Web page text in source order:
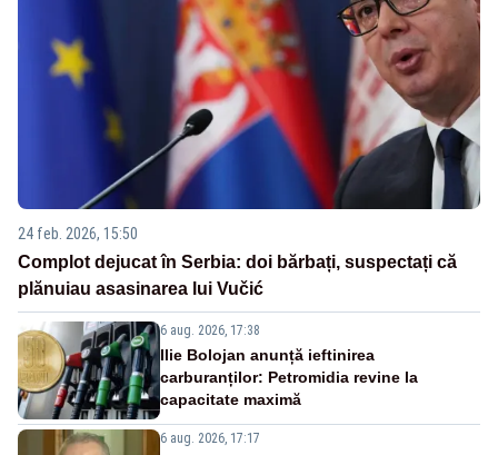
24 feb. 2026, 15:50
Complot dejucat în Serbia: doi bărbați, suspectați că
plănuiau asasinarea lui Vučić
6 aug. 2026, 17:38
Ilie Bolojan anunță ieftinirea
carburanților: Petromidia revine la
capacitate maximă
6 aug. 2026, 17:17